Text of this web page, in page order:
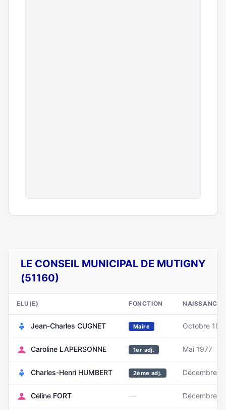
LE CONSEIL MUNICIPAL DE MUTIGNY
(51160)
ELU(E) FONCTION NAISSANCE
Jean-Charles CUGNET Maire Octobre
Caroline LAPERSONNE 1er adj. Mai 1977
Charles-Henri HUMBERT 2ème adj. Décembre
Céline FORT — Décembre